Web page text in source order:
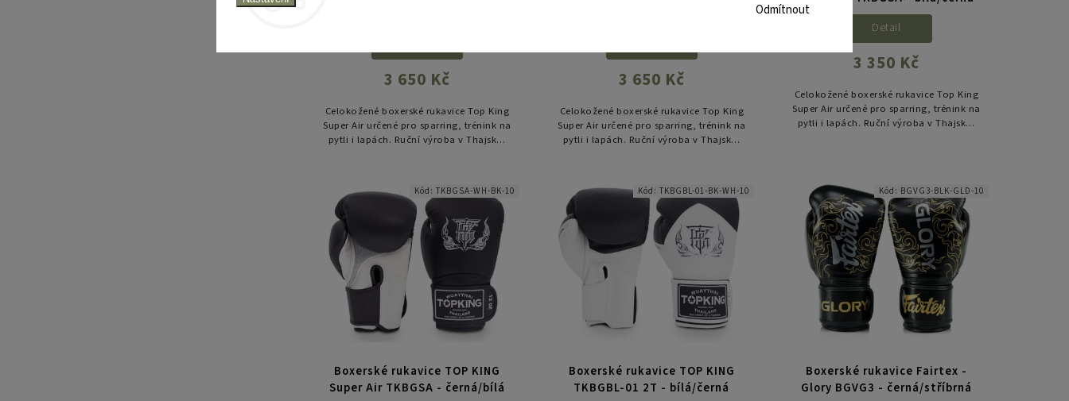
Odmítnout
3 650 Kč
Celokožené boxerské rukavice Top King
Super Air určené pro sparring, trénink na
pytli i lapách. Ruční výroba v Thajsku,
3 650 Kč
Celokožené boxerské rukavice Top King
Super Air určené pro sparring, trénink na
pytli i lapách. Ruční výroba v Thajsku,
3 350 Kč
Detail
Celokožené boxerské rukavice Top King
Super Air určené pro sparring, trénink na
pytli i lapách. Ruční výroba v Thajsku,
Boxerské rukavice TOP KING
Super Air TKBGSA - černá/bílá
Kód:TKBGSA-WH-BK-10
Boxerské rukavice TOP KING
TKBGBL-01 2T - bílá/černá
Kód:TKBGBL-01-BK-WH-10
Boxerské rukavice Fairtex -
Glory BGVG3 - černá/stříbrná
Kód: BGVG3-BLK-GLD-10